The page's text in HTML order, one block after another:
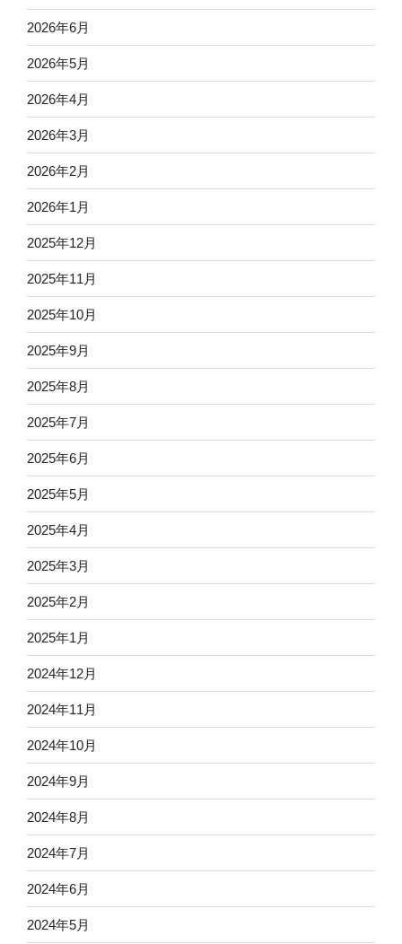
2026年6月
2026年5月
2026年4月
2026年3月
2026年2月
2026年1月
2025年12月
2025年11月
2025年10月
2025年9月
2025年8月
2025年7月
2025年6月
2025年5月
2025年4月
2025年3月
2025年2月
2025年1月
2024年12月
2024年11月
2024年10月
2024年9月
2024年8月
2024年7月
2024年6月
2024年5月